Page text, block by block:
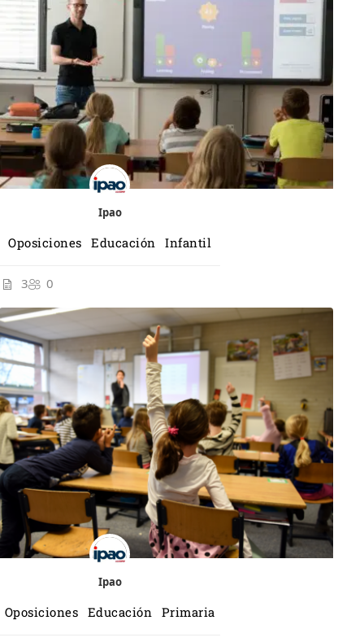
Ipao
Oposiciones Educación Infantil
3 0
Ipao
Oposiciones Educación Primaria